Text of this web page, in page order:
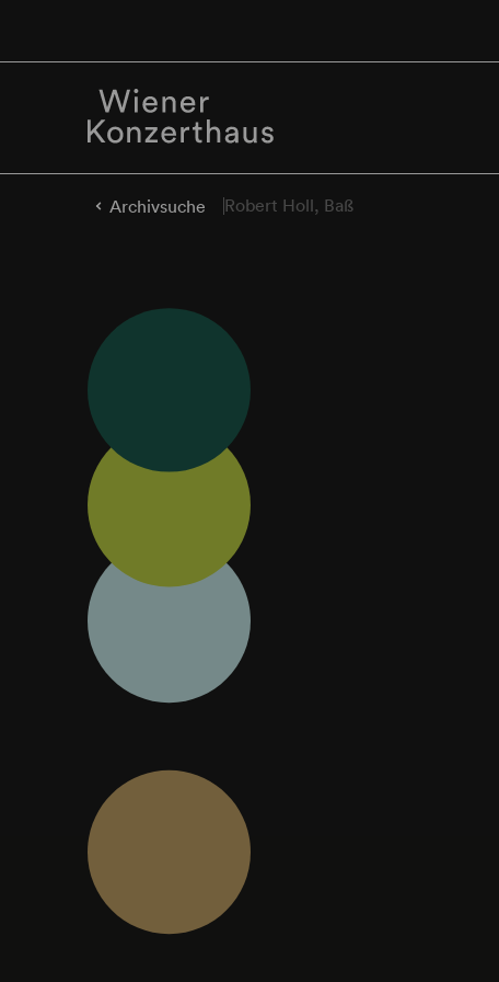
Archivsuche Robert Holl, Baß